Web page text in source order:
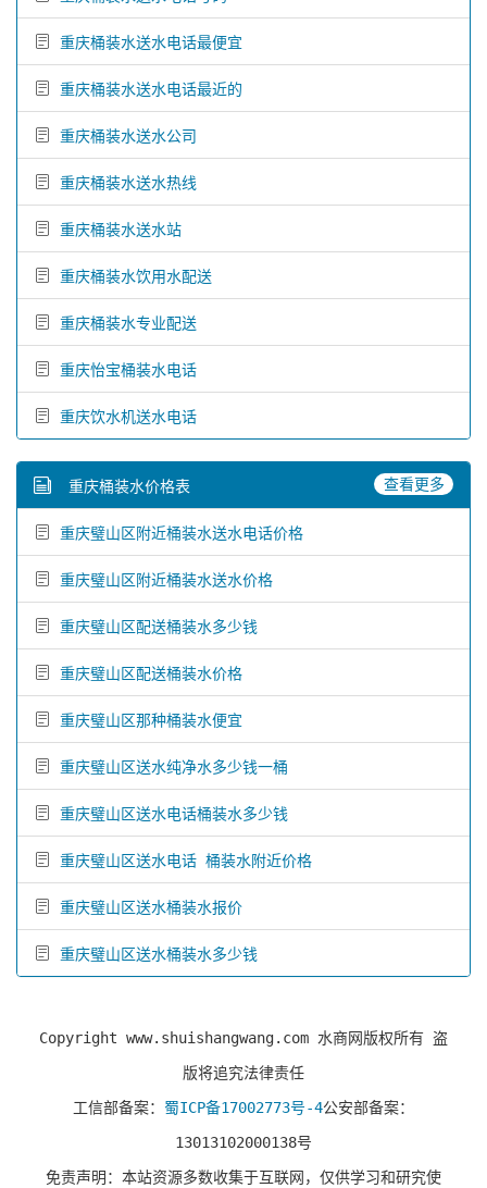
重庆桶装水送水电话最便宜
重庆桶装水送水电话最近的
重庆桶装水送水公司
重庆桶装水送水热线
重庆桶装水送水站
重庆桶装水饮用水配送
重庆桶装水专业配送
重庆怡宝桶装水电话
重庆饮水机送水电话
重庆桶装水价格表 查看更多
重庆璧山区附近桶装水送水电话价格
重庆璧山区附近桶装水送水价格
重庆璧山区配送桶装水多少钱
重庆璧山区配送桶装水价格
重庆璧山区那种桶装水便宜
重庆璧山区送水纯净水多少钱一桶
重庆璧山区送水电话桶装水多少钱
重庆璧山区送水电话 桶装水附近价格
重庆璧山区送水桶装水报价
重庆璧山区送水桶装水多少钱
Copyright www.shuishangwang.com 水商网版权所有 盗
版将追究法律责任
工信部备案： 蜀ICP备17002773号-4公安部备案：
13013102000138号
免责声明：本站资源多数收集于互联网，仅供学习和研究使